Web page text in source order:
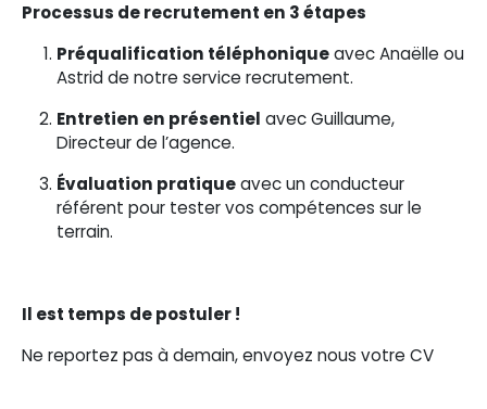
Processus de recrutement en 3 étapes
Préqualification téléphoniqueavec Anaëlle ou
Astrid de notre service recrutement.
Entretien en présentiel avec Guillaume,
Directeur de l’agence.
Évaluation pratiqueavec un conducteur
référent pour tester vos compétences sur le
terrain.
Il est temps de postuler !
Ne reportez pas à demain, envoyez nous votre CV